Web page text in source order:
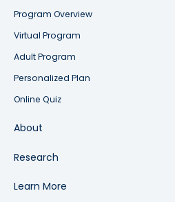
Program Overview
Virtual Program
Adult Program
Personalized Plan
Online Quiz
About
Research
Learn More